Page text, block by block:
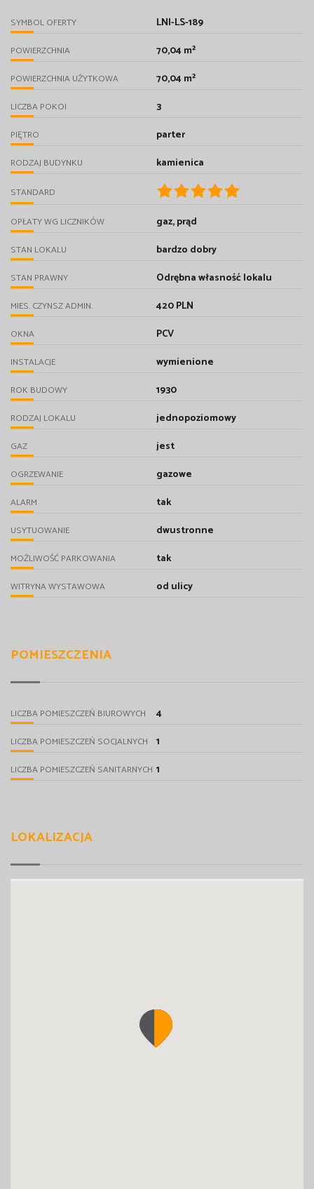
SYMBOL OFERTY LNI-LS-189
POWIERZCHNIA 70,04 m²
POWIERZCHNIA UŻYTKOWA 70,04 m²
LICZBA POKOI 3
PIĘTRO parter
RODZAJ BUDYNKU kamienica
STANDARD
OPŁATY WG LICZNIKÓW gaz, prąd
STAN LOKALU bardzo dobry
STAN PRAWNY Odrębna własność lokalu
MIES. CZYNSZ ADMIN. 420 PLN
OKNA PCV
INSTALACJE wymienione
ROK BUDOWY 1930
RODZAJ LOKALU jednopoziomowy
GAZ jest
OGRZEWANIE gazowe
ALARM tak
USYTUOWANIE dwustronne
MOŻLIWOŚĆ PARKOWANIA tak
WITRYNA WYSTAWOWA od ulicy
POMIESZCZENIA
LICZBA POMIESZCZEŃ BIUROWYCH 4
LICZBA POMIESZCZEŃ SOCJALNYCH 1
LICZBA POMIESZCZEŃ SANITARNYCH 1
LOKALIZACJA